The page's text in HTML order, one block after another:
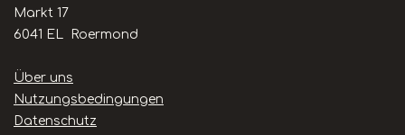
Markt 17
6041 EL Roermond
Handige
links
Über uns
Nutzungsbedingungen
Datenschutz